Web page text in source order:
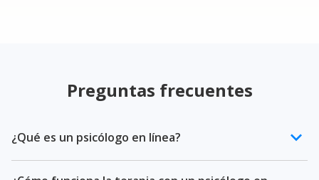
Preguntas frecuentes
¿Qué es un psicólogo en línea? keyboard_arrow_down